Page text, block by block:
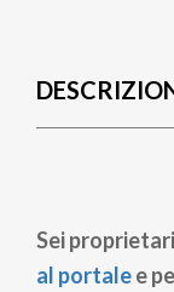
pane
Sei
al portalee